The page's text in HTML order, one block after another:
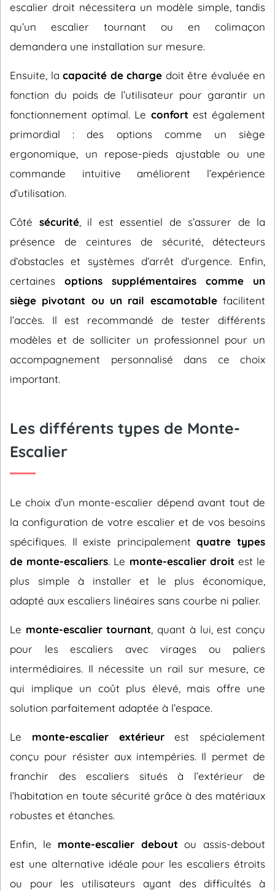
escalier droit nécessitera un modèle simple, tandis
qu’un escalier tournant ou en colimaçon
demandera une installation sur mesure.
Ensuite, la capacité de charge doit être évaluée en
fonction du poids de l’utilisateur pour garantir un
fonctionnement optimal. Le confort est également
primordial : des options comme un siège
ergonomique, un repose-pieds ajustable ou une
commande intuitive améliorent l’expérience
d’utilisation.
Côté sécurité, il est essentiel de s’assurer de la
présence de ceintures de sécurité, détecteurs
d’obstacles et systèmes d’arrêt d’urgence. Enfin,
certaines options supplémentaires comme un
siège pivotant ou un rail escamotablefacilitent
l’accès. Il est recommandé de tester différents
modèles et de solliciter un professionnel pour un
accompagnement personnalisé dans ce choix
important.
Les différents types de Monte-
Escalier
Le choix d’un monte-escalier dépend avant tout de
la configuration de votre escalier et de vos besoins
spécifiques. Il existe principalementquatre types
de monte-escaliers. Le monte-escalier droit est le
plus simple à installer et le plus économique,
adapté aux escaliers linéaires sans courbe ni palier.
Le monte-escalier tournant , quant à lui, est conçu
pour les escaliers avec virages ou paliers
intermédiaires. Il nécessite un rail sur mesure, ce
qui implique un coût plus élevé, mais offre une
solution parfaitement adaptée à l’espace.
Le monte-escalier extérieurest spécialement
conçu pour résister aux intempéries. Il permet de
franchir des escaliers situés à l’extérieur de
l’habitation en toute sécurité grâce à des matériaux
robustes et étanches.
Enfin, le monte-escalier debout ou assis-debout
est une alternative idéale pour les escaliers étroits
ou pour les utilisateurs ayant des difficultés à